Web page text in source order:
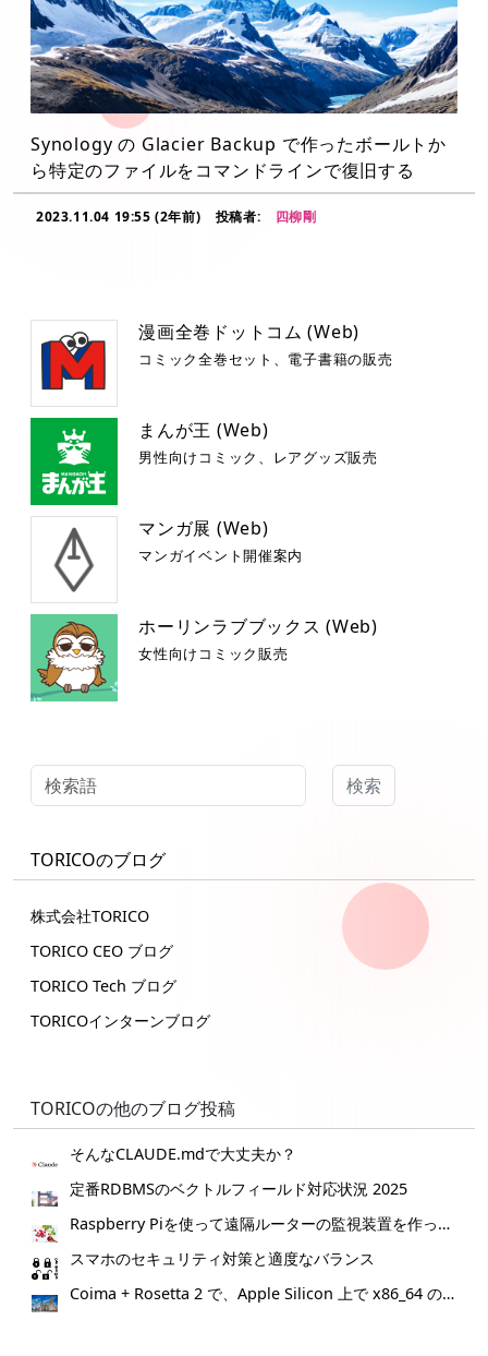
Synology の Glacier Backup で作ったボールトか
ら特定のファイルをコマンドラインで復旧する
2023.11.04 19:55 (2年前) 投稿者: 四柳剛
漫画全巻ドットコム (Web)
コミック全巻セット、電子書籍の販売
まんが王 (Web)
男性向けコミック、レアグッズ販売
マンガ展 (Web)
マンガイベント開催案内
ホーリンラブブックス (Web)
女性向けコミック販売
検索
TORICOのブログ
株式会社TORICO
TORICO CEO ブログ
TORICO Tech ブログ
TORICOインターンブログ
TORICOの他のブログ投稿
そんなCLAUDE.mdで大丈夫か？
定番RDBMSのベクトルフィールド対応状況 2025
Raspberry Piを使って遠隔ルーターの監視装置を作ってみた。
スマホのセキュリティ対策と適度なバランス
Coima + Rosetta 2 で、Apple Silicon 上で x86_64 の Docker イメージをビルドする (Docker desktop やめる)